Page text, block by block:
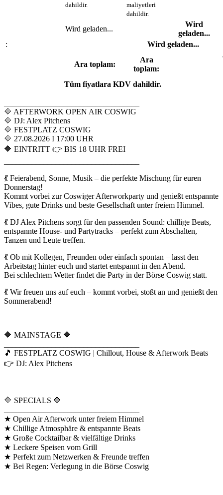
dahildir.
maliyetleri
dahildir.
Wird geladen...
Wird
geladen...
:
Wird geladen...
Ara toplam:
Ara
toplam:
Tüm fiyatlara KDV dahildir.
🔷 AFTERWORK OPEN AIR COSWIG
🔷 DJ: Alex Pitchens
🔷 FESTPLATZ COSWIG
🔷 27.08.2026 I 17:00 UHR
🔷 EINTRITT 👉 BIS 18 UHR FREI
💃 Feierabend, Sonne, Musik – die perfekte Mischung für euren
Donnerstag!
Kommt vorbei zur Coswiger Afterworkparty und genießt entspannte
Vibes, gute Drinks und beste Gesellschaft unter freiem Himmel.
💃 DJ Alex Pitchens sorgt für den passenden Sound: chillige Beats,
entspannte House- und Partytracks – perfekt zum Abschalten,
Tanzen und Leute treffen.
💃 Ob mit Kollegen, Freunden oder einfach spontan – lasst den
Arbeitstag hinter euch und startet entspannt in den Abend.
Bei schlechtem Wetter findet die Party in der Börse Coswig statt.
💃 Wir freuen uns auf euch – kommt vorbei, stoßt an und genießt den
Sommerabend!
🔷 MAINSTAGE 🔷
🎵 FESTPLATZ COSWIG | Chillout, House & Afterwork Beats
👉 DJ: Alex Pitchens
🔷 SPECIALS 🔷
★ Open Air Afterwork unter freiem Himmel
★ Chillige Atmosphäre & entspannte Beats
★ Große Cocktailbar & vielfältige Drinks
★ Leckere Speisen vom Grill
★ Perfekt zum Netzwerken & Freunde treffen
★ Bei Regen: Verlegung in die Börse Coswig